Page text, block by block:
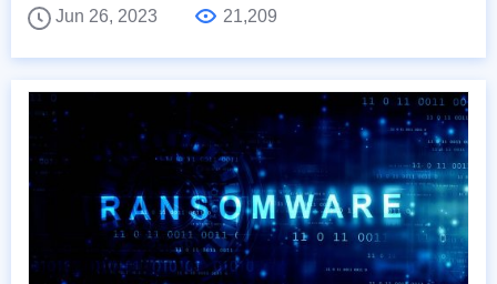
Jun 26, 2023
21,209